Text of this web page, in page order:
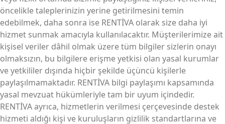
öncelikle taleplerinizin yerine getirilmesini temin
edebilmek, daha sonra ise RENTİVA olarak size daha iyi
hizmet sunmak amacıyla kullanılacaktır. Müşterilerimize ait
kişisel veriler dâhil olmak üzere tüm bilgiler sizlerin onayı
olmaksızın, bu bilgilere erişme yetkisi olan yasal kurumlar
ve yetkililer dışında hiçbir şekilde üçüncü kişilerle
paylaşılmamaktadır. RENTİVA bilgi paylaşımı kapsamında
yasal mevzuat hükümleriyle tam bir uyum içindedir.
RENTİVA ayrıca, hizmetlerin verilmesi çerçevesinde destek
hizmeti aldığı kişi ve kuruluşların gizlilik standartlarına ve